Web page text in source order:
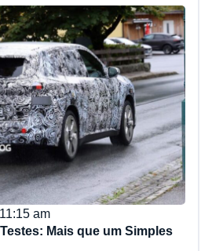
11:15 am
Mais que um Simples